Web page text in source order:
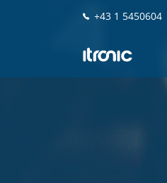
+43 1 5450604
+43 1 5450604